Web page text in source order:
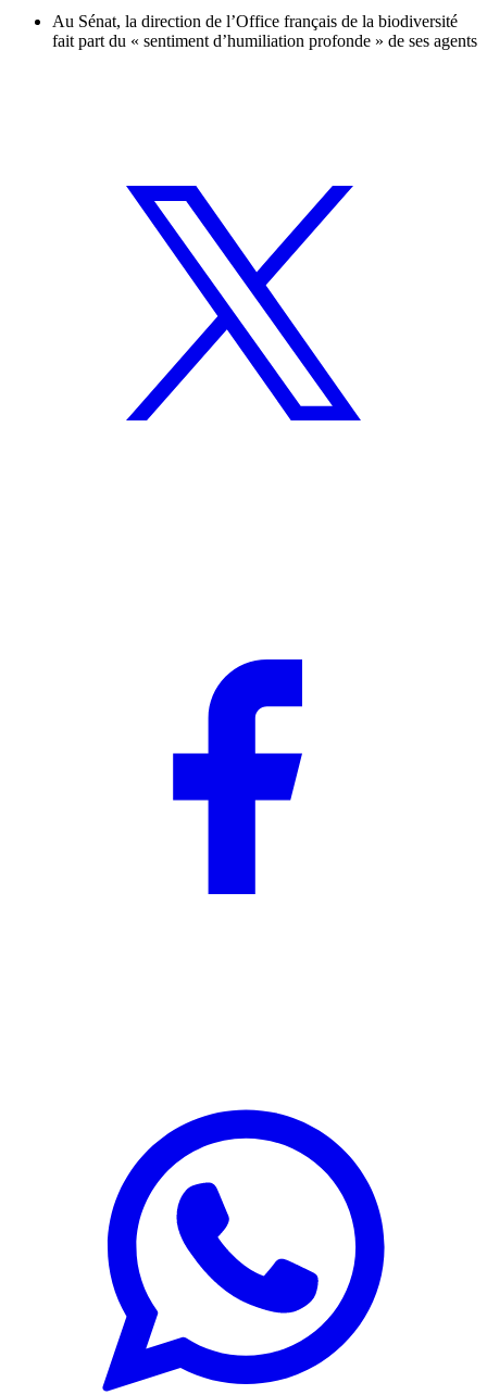
Au Sénat, la direction de l’Office français de la biodiversité
fait part du « sentiment d’humiliation profonde » de ses agents